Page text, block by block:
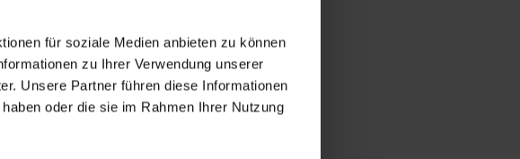
für soziale Medien anbieten zu können
zu Ihrer Verwendung unserer
Unsere Partner führen diese Informationen
oder die sie im Rahmen Ihrer Nutzung